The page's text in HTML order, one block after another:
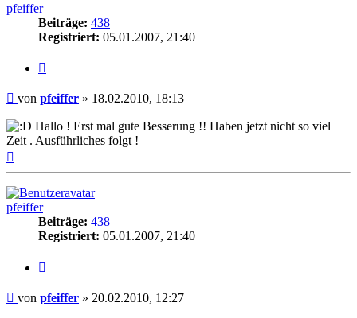
pfeiffer
Beiträge: 438
Registriert: 05.01.2007, 21:40
Beitrag
von pfeiffer » 18.02.2010, 18:13
Hallo ! Erst mal gute Besserung !! Haben jetzt nicht so viel
Zeit . Ausführliches folgt !
oben
pfeiffer
Beiträge: 438
Registriert: 05.01.2007, 21:40
Beitrag
von pfeiffer » 20.02.2010, 12:27